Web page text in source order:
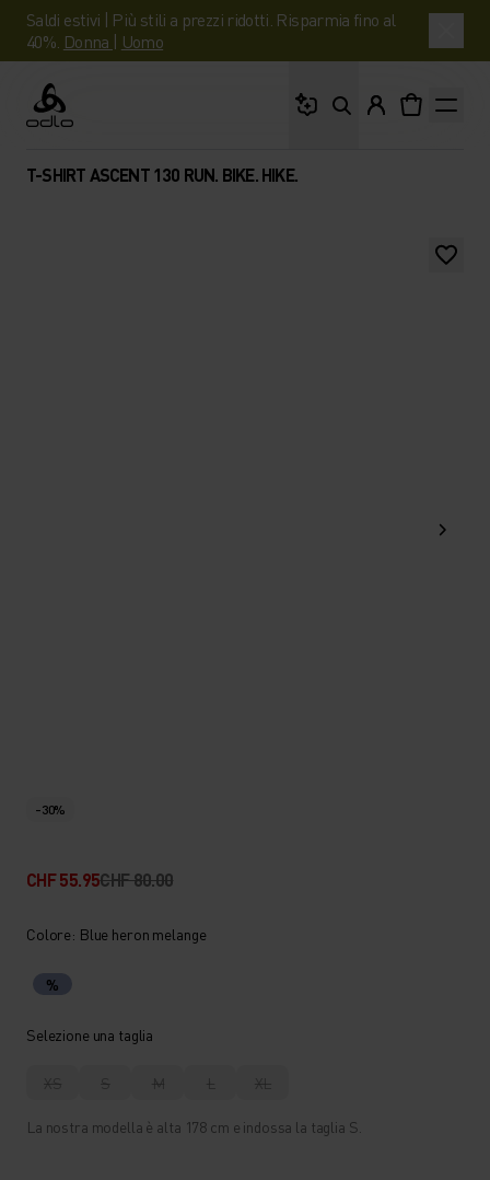
Saldi estivi | Più stili a prezzi ridotti. Risparmia fino al
40%. Donna | Uomo
Odlo
T-SHIRT ASCENT 130 RUN. BIKE. HIKE.
-30%
CHF 55.95CHF 80.00
Colore: Blue heron melange
%
Selezione una taglia
XS S M L XL
La nostra modella è alta 178 cm e indossa la taglia S.